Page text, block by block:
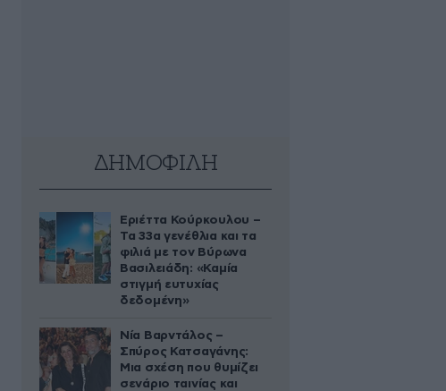
ΔΗΜΟΦΙΛΗ
Εριέττα Κούρκουλου –
Τα 33α γενέθλια και τα
φιλιά με τον Βύρωνα
Βασιλειάδη: «Καμία
στιγμή ευτυχίας
δεδομένη»
Νία Βαρντάλος –
Σπύρος Κατσαγάνης:
Μια σχέση που θυμίζει
σενάριο ταινίας και